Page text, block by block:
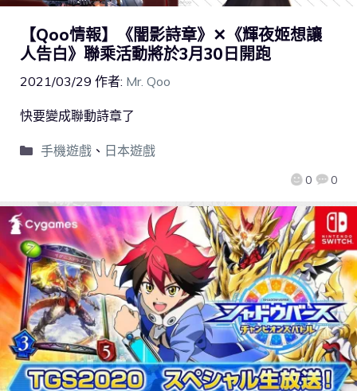
【Qoo情報】《闇影詩章》✕《輝夜姬想讓
人告白》聯乘活動將於3月30日開跑
2021/03/29 作者: Mr. Qoo
0 0
快要變成聯動詩章了
手機遊戲、 日本遊戲